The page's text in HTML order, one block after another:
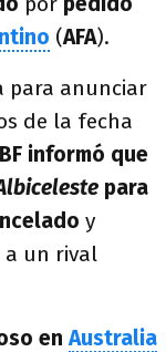
(AFA).
para anunciar
de la fecha
informó que
para
y
a un rival
enAustralia